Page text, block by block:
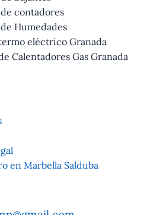
contadores
Humedades
eléctrico Granada
Calentadores Gas Granada
en Marbella Salduba